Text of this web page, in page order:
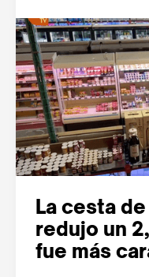
La cesta
redujo un
fue más